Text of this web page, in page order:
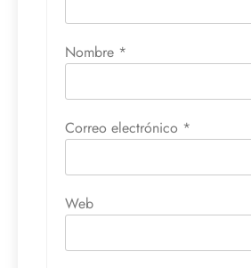
Nombre *
Correo electrónico *
Web